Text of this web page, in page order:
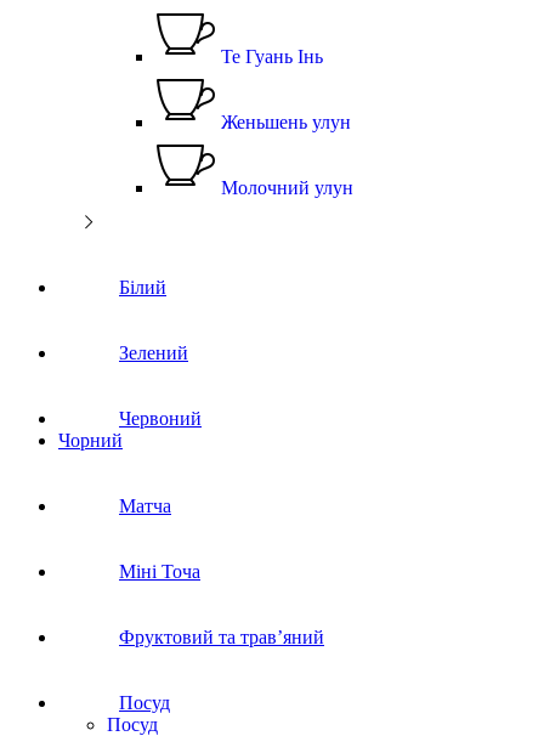
Те Гуань Інь
Женьшень улун
Молочний улун
Білий
Зелений
Червоний
Чорний
Матча
Міні Точа
Фруктовий та трав’яний
Посуд
Посуд